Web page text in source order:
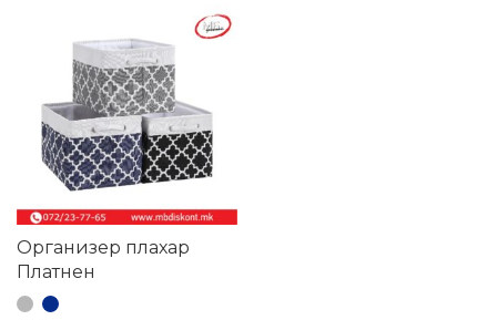
Организер плахар
Платнен